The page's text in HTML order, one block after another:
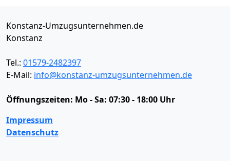
Konstanz-Umzugsunternehmen.de
Konstanz
Tel.: 01579-2482397
E-Mail: info@konstanz-umzugsunternehmen.de
Öffnungszeiten: Mo - Sa: 07:30 - 18:00 Uhr
Impressum
Datenschutz